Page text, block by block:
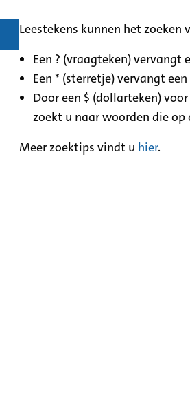
Leestekens kunnen het zoeken
Een ? (vraagteken) vervangt
Een * (sterretje) vervangt
Door een $ (dollarteken)
zoekt u naar woorden die op
Meer zoektips vindt u hier.